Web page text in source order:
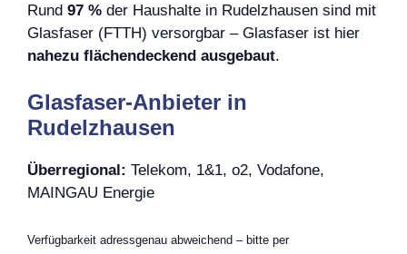
Rund 97 % der Haushalte in Rudelzhausen sind mit
Glasfaser (FTTH) versorgbar – Glasfaser ist hier
nahezu flächendeckend ausgebaut.
Glasfaser-Anbieter in
Rudelzhausen
Überregional: Telekom, 1&1, o2, Vodafone,
MAINGAU Energie
Verfügbarkeit adressgenau abweichend – bitte per